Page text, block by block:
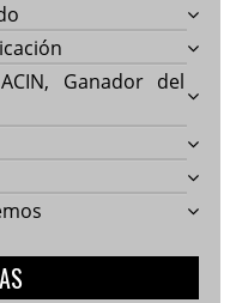
Ganador del